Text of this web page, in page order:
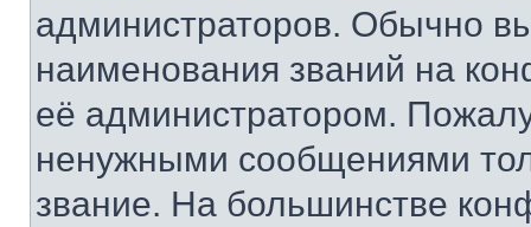
администраторов. Обычно
наименования званий на
её администратором.
ненужными сообщениями
звание. На большинстве